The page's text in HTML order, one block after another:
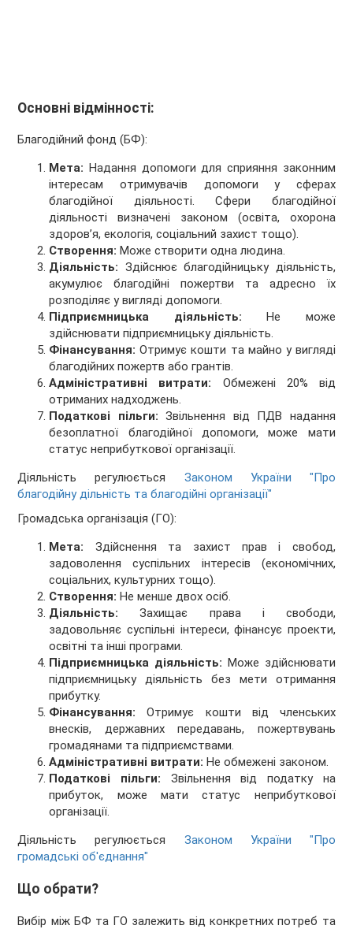
Основні відмінності:
Благодійний фонд (БФ):
Мета: Надання допомоги для сприяння законним
інтересам отримувачів допомоги у сферах
благодійної діяльності. Сфери благодійної
діяльності визначені законом (освіта, охорона
здоров’я, екологія, соціальний захист тощо).
Створення: Може створити одна людина.
Діяльність: Здійснює благодійницьку діяльність,
акумулює благодійні пожертви та адресно їх
розподіляє у вигляді допомоги.
Підприємницька діяльність: Не може
здійснювати підприємницьку діяльність.
Фінансування: Отримує кошти та майно у вигляді
благодійних пожертв або грантів.
Адміністративні витрати: Обмежені 20% від
отриманих надходжень.
Податкові пільги: Звільнення від ПДВ надання
безоплатної благодійної допомоги, може мати
статус неприбуткової організації.
Діяльність регулюється Законом України "Про
благодійну дільність та благодійні організації"
Громадська організація (ГО):
Мета: Здійснення та захист прав і свобод,
задоволення суспільних інтересів (економічних,
соціальних, культурних тощо).
Створення: Не менше двох осіб.
Діяльність: Захищає права і свободи,
задовольняє суспільні інтереси, фінансує проекти,
освітні та інші програми.
Підприємницька діяльність: Може здійснювати
підприємницьку діяльність без мети отримання
прибутку.
Фінансування: Отримує кошти від членських
внесків, державних передавань, пожертвувань
громадянами та підприємствами.
Адміністративні витрати: Не обмежені законом.
Податкові пільги: Звільнення від податку на
прибуток, може мати статус неприбуткової
організації.
Діяльність регулюється Законом України "Про
громадські об'єднання"
Що обрати?
Вибір між БФ та ГО залежить від конкретних потреб та